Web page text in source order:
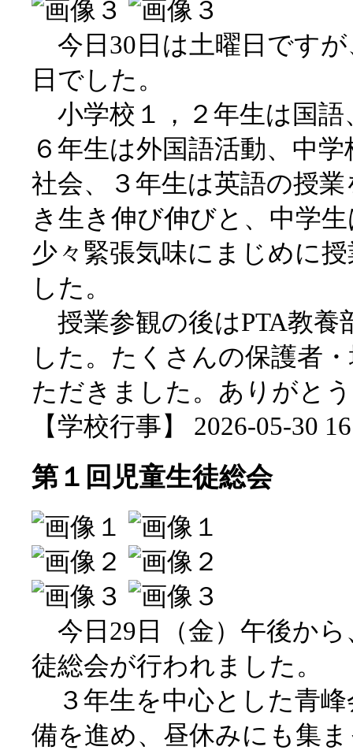
今日30日は土曜日です
日でした。
小学校１，２年生は国語
６年生は外国語活動、中
社会、３年生は英語の授
き生き伸び伸びと、中学
少々緊張気味にまじめに
した。
授業参観の後はPTA教養
した。たくさんの保護者
ただきました。ありがと
【学校行事】 2026-05-30
第１回児童生徒総会
今日29日（金）午後から
徒総会が行われました。
３年生を中心とした青
備を進め、昼休みにも集